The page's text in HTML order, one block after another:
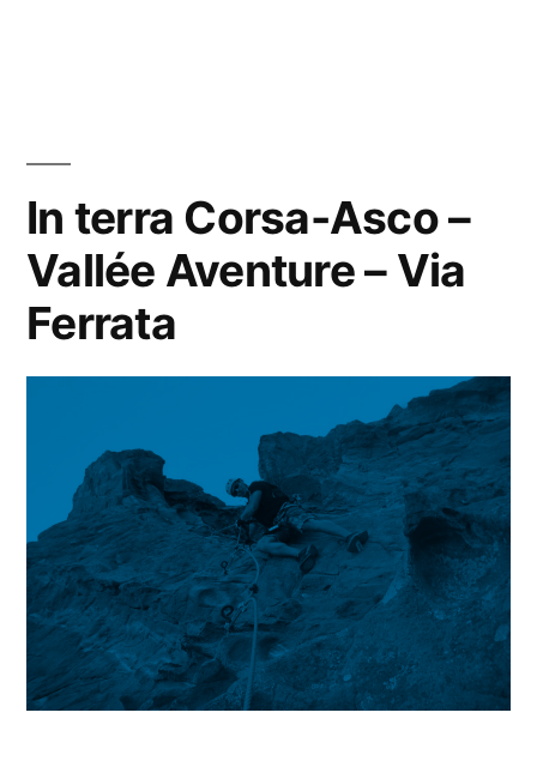
In terra Corsa-Asco –
Vallée Aventure – Via
Ferrata